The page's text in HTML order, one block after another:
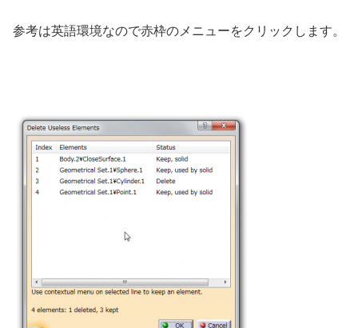
参考は英語環境なので赤枠のメニューをクリックします。